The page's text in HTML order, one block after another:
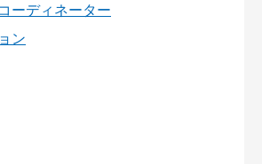
ーディネーター
ン